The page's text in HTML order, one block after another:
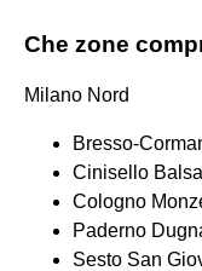
Che zone
Milano Nord
Bresso-
Cinisello
Cologno
Paderno
Sesto San